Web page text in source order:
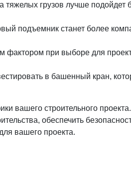
грузов лучше подойдет
подъемник станет более
фактором при выборе для
в башенный кран,
вашего строительного
обеспечить
вашего проекта.